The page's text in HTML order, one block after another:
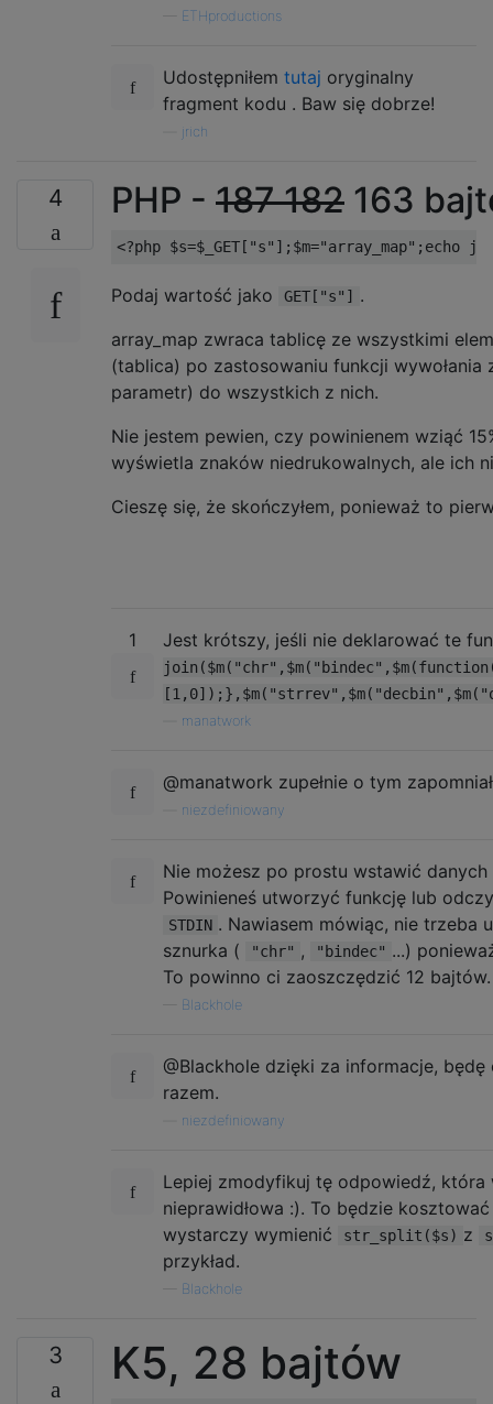
ETHproductions
Udostępniłem tutaj oryginalny
fragment kodu . Baw się dobrze!
jrich
4 PHP - 187182 163
Podaj wartość jako GET["s"]
.
array_map zwraca tablicę ze wszystkimi
(tablica) po zastosowaniu funkcji
parametr) do wszystkich z nich.
Nie jestem pewien, czy powinienem wziąć
wyświetla znaków niedrukowalnych, ale ich
Cieszę się, że skończyłem, ponieważ to
1 Jest krótszy, jeśli nie deklarować te
manatwork
@manatwork zupełnie o tym
niezdefiniowany
Nie możesz po prostu wstawić
Powinieneś utworzyć funkcję lub
STDIN . Nawiasem mówiąc, nie trzeba
sznurka (
"chr" , "bindec" ...)
To powinno ci zaoszczędzić 12 bajtów.
Blackhole
@Blackhole dzięki za informacje,
razem.
niezdefiniowany
Lepiej zmodyfikuj tę odpowiedź, która
nieprawidłowa :). To będzie
wystarczy wymienić
str_split($s) z
przykład.
Blackhole
3 K5, 28 bajtów